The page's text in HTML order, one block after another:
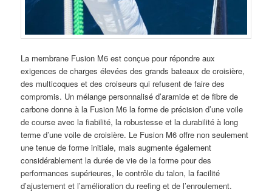
La membrane Fusion M6 est conçue pour répondre aux
exigences de charges élevées des grands bateaux de croisière,
des multicoques et des croiseurs qui refusent de faire des
compromis. Un mélange personnalisé d’aramide et de fibre de
carbone donne à la Fusion M6 la forme de précision d’une voile
de course avec la fiabilité, la robustesse et la durabilité à long
terme d’une voile de croisière. Le Fusion M6 offre non seulement
une tenue de forme initiale, mais augmente également
considérablement la durée de vie de la forme pour des
performances supérieures, le contrôle du talon, la facilité
d’ajustement et l’amélioration du reefing et de l’enroulement.